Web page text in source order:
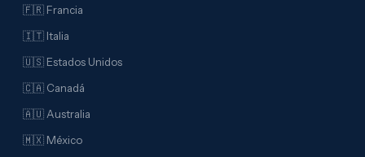
🇫🇷 Francia
🇮🇹 Italia
🇺🇸 Estados Unidos
🇨🇦 Canadá
🇦🇺 Australia
🇲🇽 México